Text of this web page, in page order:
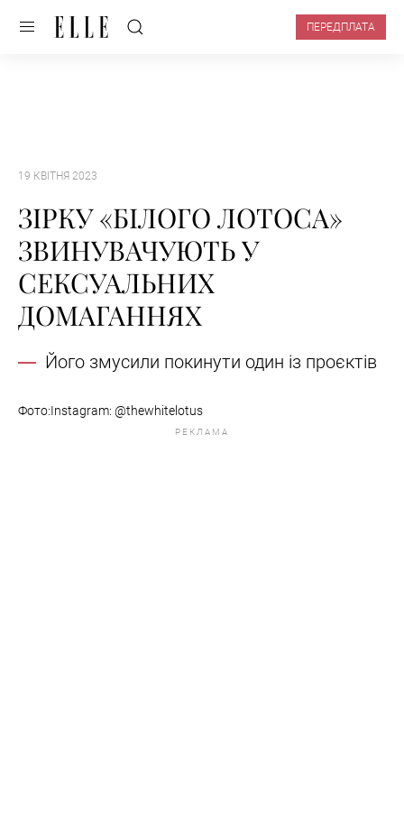
ПЕРЕДПЛАТА
19 КВІТНЯ 2023
ЗІРКУ «БІЛОГО ЛОТОСА»
ЗВИНУВАЧУЮТЬ У
СЕКСУАЛЬНИХ
ДОМАГАННЯХ
Його змусили покинути один із проєктів
Фото:Instagram: @thewhitelotus
РЕКЛАМА